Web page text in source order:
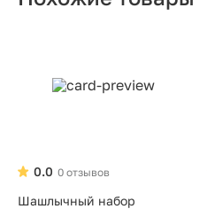
0 отзывов
0.0
Шашлычный набор